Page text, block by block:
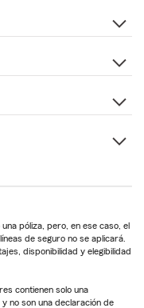
póliza, pero, en ese caso, el
de seguro no se aplicará.
disponibilidad y elegibilidad
contienen solo una
no son una declaración de